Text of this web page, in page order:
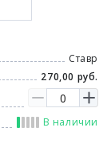
Ставр
270,00 руб.
В наличии